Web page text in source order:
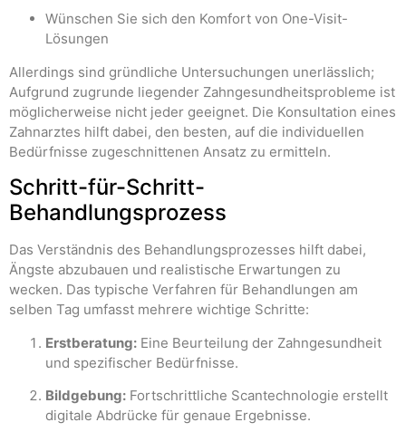
Wünschen Sie sich den Komfort von One-Visit-
Lösungen
Allerdings sind gründliche Untersuchungen unerlässlich;
Aufgrund zugrunde liegender Zahngesundheitsprobleme ist
möglicherweise nicht jeder geeignet. Die Konsultation eines
Zahnarztes hilft dabei, den besten, auf die individuellen
Bedürfnisse zugeschnittenen Ansatz zu ermitteln.
Schritt-für-Schritt-
Behandlungsprozess
Das Verständnis des Behandlungsprozesses hilft dabei,
Ängste abzubauen und realistische Erwartungen zu
wecken. Das typische Verfahren für Behandlungen am
selben Tag umfasst mehrere wichtige Schritte:
Erstberatung: Eine Beurteilung der Zahngesundheit
und spezifischer Bedürfnisse.
Bildgebung: Fortschrittliche Scantechnologie erstellt
digitale Abdrücke für genaue Ergebnisse.